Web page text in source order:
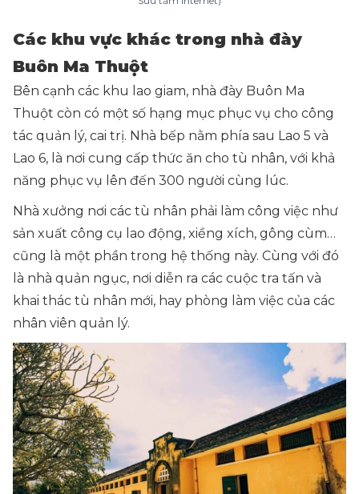
Các khu vực khác trong nhà đày
Buôn Ma Thuột
Bên cạnh các khu lao giam, nhà đày Buôn Ma
Thuột còn có một số hạng mục phục vụ cho công
tác quản lý, cai trị. Nhà bếp nằm phía sau Lao 5 và
Lao 6, là nơi cung cấp thức ăn cho tù nhân, với khả
năng phục vụ lên đến 300 người cùng lúc.
Nhà xưởng nơi các tù nhân phải làm công việc như
sản xuất công cụ lao động, xiềng xích, gông cùm…
cũng là một phần trong hệ thống này. Cùng với đó
là nhà quản ngục, nơi diễn ra các cuộc tra tấn và
khai thác tù nhân mới, hay phòng làm việc của các
nhân viên quản lý.